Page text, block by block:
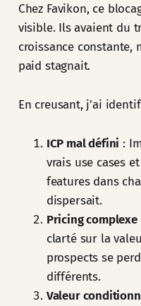
Chez Favikon, ce
visible. Ils avaient du
croissance constante,
paid stagnait.
En creusant, j'ai
ICP mal défini :
vrais use cases
features dans
dispersait.
Pricing complexe
clarté sur la
prospects se
différents.
Valeur